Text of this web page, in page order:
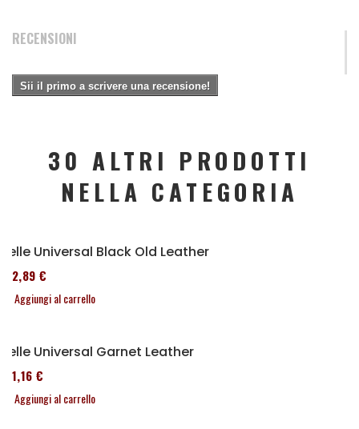
RECENSIONI
Sii il primo a scrivere una recensione!
30 ALTRI PRODOTTI
NELLA CATEGORIA
Selle Universal Black Old Leather
152,89 €
Aggiungi al carrello
Selle Universal Garnet Leather
161,16 €
Aggiungi al carrello